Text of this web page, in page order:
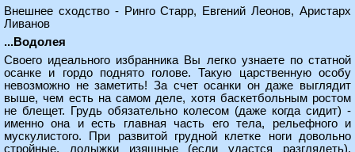
Внешнее сходство - Ринго Старр, Евгений Леонов, Аристарх
Ливанов
...Водолея
Своего идеального избранника Вы легко узнаете по статной
осанке и гордо поднято голове. Такую царственную особу
невозможно не заметить! За счет осанки он даже выглядит
выше, чем есть на самом деле, хотя баскетбольным ростом
не блещет. Грудь обязательно колесом (даже когда сидит) -
именно она и есть главная часть его тела, рельефного и
мускулистого. При развитой грудной клетке ноги довольно
стройные, лодыжки изящные (если удастся разглядеть).